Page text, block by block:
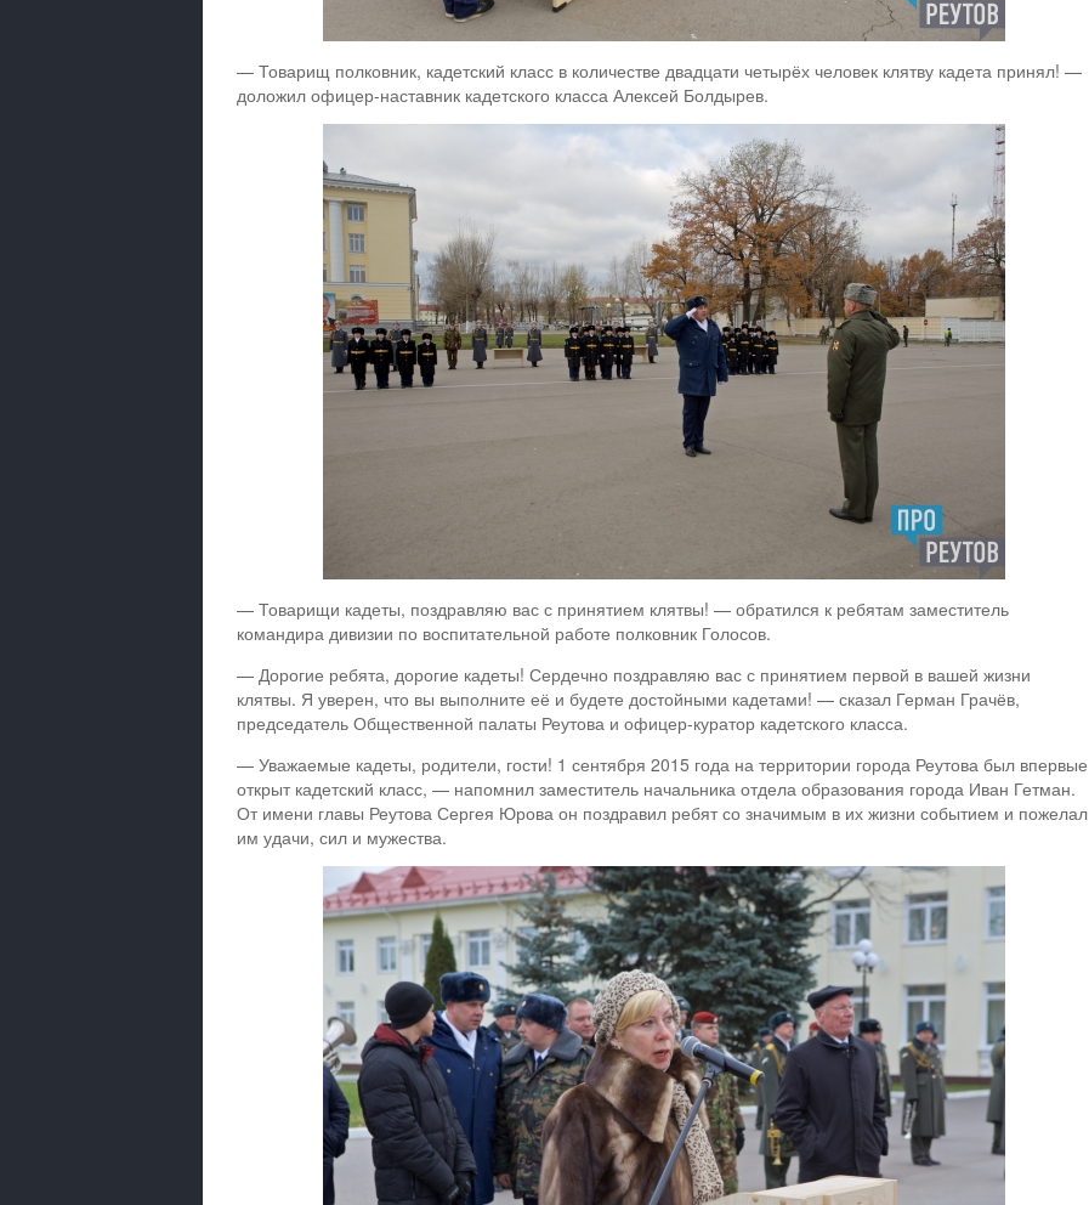
— Товарищ полковник, кадетский класс в количестве двадцати четырёх человек клятву кадета принял! —
доложил офицер-наставник кадетского класса Алексей Болдырев.
— Товарищи кадеты, поздравляю вас с принятием клятвы! — обратился к ребятам заместитель
командира дивизии по воспитательной работе полковник Голосов.
— Дорогие ребята, дорогие кадеты! Сердечно поздравляю вас с принятием первой в вашей жизни
клятвы. Я уверен, что вы выполните её и будете достойными кадетами! — сказал Герман Грачёв,
председатель Общественной палаты Реутова и офицер-куратор кадетского класса.
— Уважаемые кадеты, родители, гости! 1 сентября 2015 года на территории города Реутова был впервые
открыт кадетский класс, — напомнил заместитель начальника отдела образования города Иван Гетман.
От имени главы Реутова Сергея Юрова он поздравил ребят со значимым в их жизни событием и пожелал
им удачи, сил и мужества.